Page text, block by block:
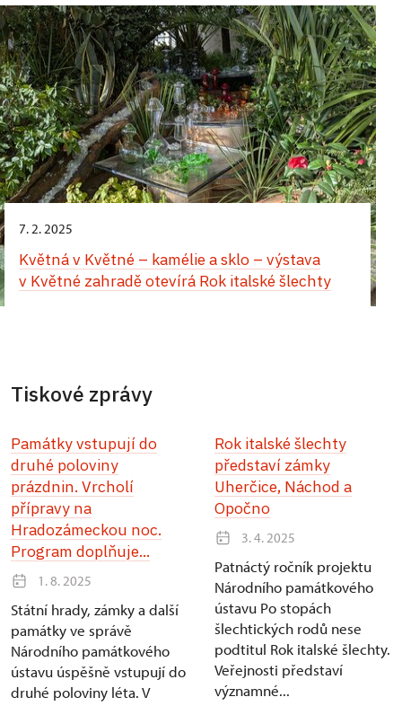
7. 2. 2025
Květná v Květné – kamélie a sklo – výstava
v Květné zahradě otevírá Rok italské šlechty
Tiskové zprávy
Památky vstupují do
druhé poloviny
prázdnin. Vrcholí
přípravy na
Hradozámeckou noc.
Program doplňuje...
1. 8. 2025
Státní hrady, zámky a další
památky ve správě
Národního památkového
ústavu úspěšně vstupují do
druhé poloviny léta. V
Rok italské šlechty
představí zámky
Uherčice, Náchod a
Opočno
3. 4. 2025
Patnáctý ročník projektu
Národního památkového
ústavu Po stopách
šlechtických rodů nese
podtitul Rok italské šlechty.
Veřejnosti představí
významné...